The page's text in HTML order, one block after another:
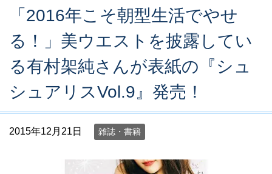
「2016年こそ朝型生活でやせ
る！」美ウエストを披露してい
る有村架純さんが表紙の『シュ
シュアリスVol.9』発売！
2015年12月21日 雑誌・書籍